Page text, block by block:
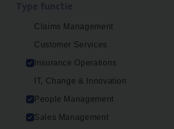
Claims Management
Customer Services
Insurance Operations
IT, Change & Innovation
People Management
Sales Management